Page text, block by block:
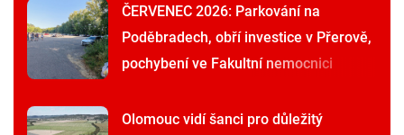
ČERVENEC 2026: Parkování na
Poděbradech, obří investice v Přerově,
pochybení ve Fakultní nemocnici
Olomouc vidí šanci pro důležitý